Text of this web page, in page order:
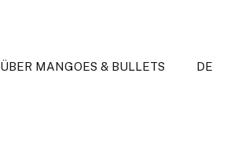
ÜBER MANGOES & BULLETS DE